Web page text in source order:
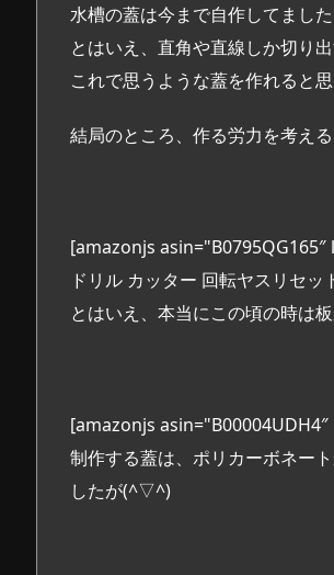
水槽の蓋は今まで自作してました
とはいえ、直角や直線しか切り
これで思うような蓋を作れると
結局のところ、作る労力を考え
[amazonjs
ドリル カッター 回転ヤスリセ
とはいえ、本当にこの頃の時は
[amazonjs
制作する蓋は、ポリカーボネー
したが(^▽^)